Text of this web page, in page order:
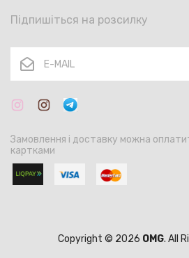
Підпишіться на розсилку
Замовлення і доставку можна
картками
Copyright © 2026 OMG. All